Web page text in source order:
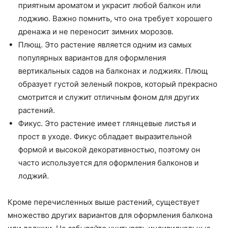
приятным ароматом и украсит любой балкон или
лоджию. Важно помнить, что она требует хорошего
дренажа и не переносит зимних морозов.
Плющ. Это растение является одним из самых
популярных вариантов для оформления
вертикальных садов на балконах и лоджиях. Плющ
образует густой зеленый покров, который прекрасно
смотрится и служит отличным фоном для других
растений.
Фикус. Это растение имеет глянцевые листья и
прост в уходе. Фикус обладает выразительной
формой и высокой декоративностью, поэтому он
часто используется для оформления балконов и
лоджий.
Кроме перечисленных выше растений, существует
множество других вариантов для оформления балкона